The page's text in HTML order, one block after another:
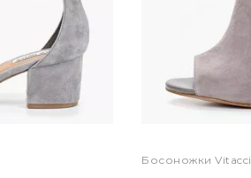
Босоножки Vitacci